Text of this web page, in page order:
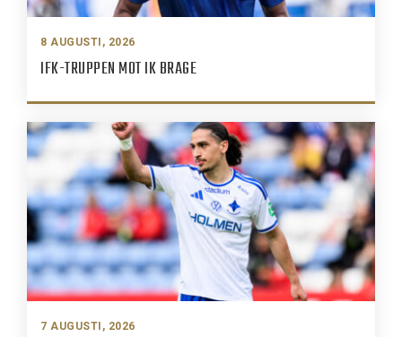
8 AUGUSTI, 2026
IFK-TRUPPEN MOT IK BRAGE
7 AUGUSTI, 2026